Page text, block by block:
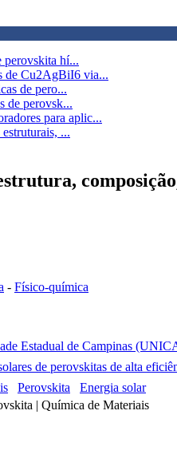
perovskita hí...
de Cu2AgBiI6 via...
de pero...
de perovsk...
para aplic...
...
- Físico-química
Estadual de Campinas
de perovskitas de alta
Perovskita
Energia solar
| Química de Materiais